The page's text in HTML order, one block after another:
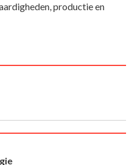
productie en